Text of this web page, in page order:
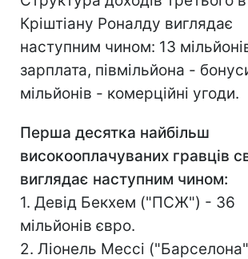
Кріштіану Роналду виглядає
наступним чином: 13
зарплата, півмільйона -
мільйонів - комерційні угоди.
Перша десятка найбільш
високооплачуваних гравців
виглядає наступним чином:
1. Девід Бекхем ("ПСЖ") - 36
мільйонів євро.
2. Ліонель Мессі